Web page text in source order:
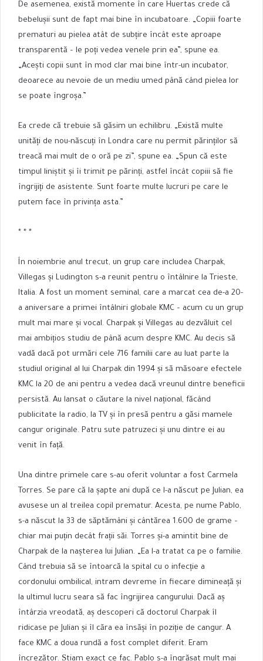
De asemenea, există momente în care Huertas crede că
bebelușii sunt de fapt mai bine în incubatoare. „Copiii foarte
prematuri au pielea atât de subțire încât este aproape
transparentă – le poți vedea venele prin ea”, spune ea.
„Acești copii sunt în mod clar mai bine într-un incubator,
deoarece au nevoie de un mediu umed până când pielea lor
se poate îngroșa.”
Ea crede că trebuie să găsim un echilibru. „Există multe
unități de nou-născuți în Londra care nu permit părinților să
treacă mai mult de o oră pe zi”, spune ea. „Spun că este
timpul liniștit și îi trimit pe părinți, astfel încât copiii să fie
îngrijiți de asistente. Sunt foarte multe lucruri pe care le
putem face în privința asta.”
* * *
În noiembrie anul trecut, un grup care includea Charpak,
Villegas și Ludington s-a reunit pentru o întâlnire la Trieste,
Italia. A fost un moment seminal, care a marcat cea de-a 20-
a aniversare a primei întâlniri globale KMC – acum cu un grup
mult mai mare și vocal. Charpak și Villegas au dezvăluit cel
mai ambițios studiu de până acum despre KMC. Au decis să
vadă dacă pot urmări cele 716 familii care au luat parte la
studiul original al lui Charpak din 1994 și să măsoare efectele
KMC la 20 de ani pentru a vedea dacă vreunul dintre beneficii
persistă. Au lansat o căutare la nivel național, făcând
publicitate la radio, la TV și în presă pentru a găsi mamele
cangur originale. Patru sute patruzeci și unu dintre ei au
venit în față.
Una dintre primele care s-au oferit voluntar a fost Carmela
Torres. Se pare că la șapte ani după ce l-a născut pe Julian, ea
avusese un al treilea copil prematur. Acesta, pe nume Pablo,
s-a născut la 33 de săptămâni și cântărea 1.600 de grame –
chiar mai puțin decât frații săi. Torres și-a amintit bine de
Charpak de la nașterea lui Julian. „Ea l-a tratat ca pe o familie.
Când trebuia să se întoarcă la spital cu o infecție a
cordonului ombilical, intram devreme în fiecare dimineață și
la ultimul lucru seara să fac îngrijirea cangurului. Dacă aș
întârzia vreodată, aș descoperi că doctorul Charpak îl
ridicase pe Julian și îl căra ea însăși în poziție de cangur. A
face KMC a doua rundă a fost complet diferit. Eram
încrezător. Știam exact ce fac. Pablo s-a îngrășat mult mai